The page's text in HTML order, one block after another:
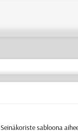
Seinäkoriste sabloona